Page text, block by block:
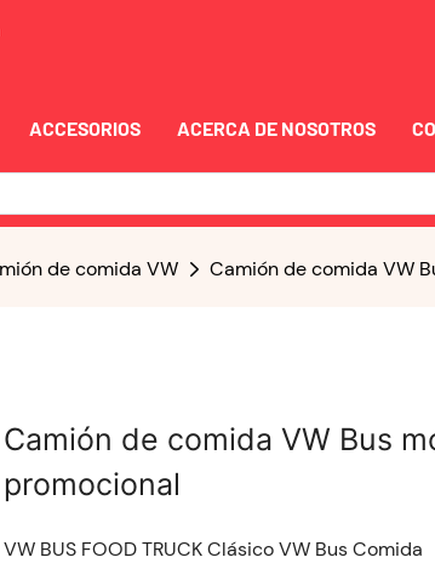
ACCESORIOS ACERCA DE NOSOTROS
de comida VW Camión de comida VW
Camión de comida VW Bus
promocional
VW BUS FOOD TRUCK Clásico VW Bus Comida